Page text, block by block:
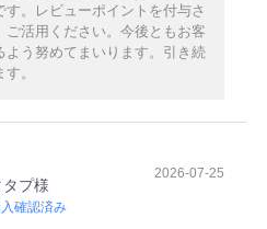
。レビューポイントを付与さ
活用ください。今後ともお客
よう努めてまいります。引き続
。
プ様
確認済み
2026-07-25